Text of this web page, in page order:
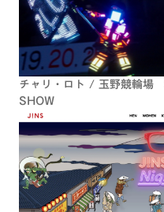
チャリ・ロト / 玉野競輪
SHOW